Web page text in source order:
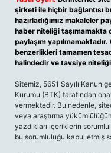
şirketi ile hiçbir bağlantısı
hazırladığımız makaleler
haber niteliği taşımamakta
paylaşım
benzerlikleri tamamen
halindedir ve tavsiye niteliği
Sitemiz, 5651 Sayılı Kanun
Kurumu (BTK) tarafından
vermektedir. Bu nedenle,
veya araştırma
yazdıkları içeriklerin
bu sorumluluğu kabul etmiş